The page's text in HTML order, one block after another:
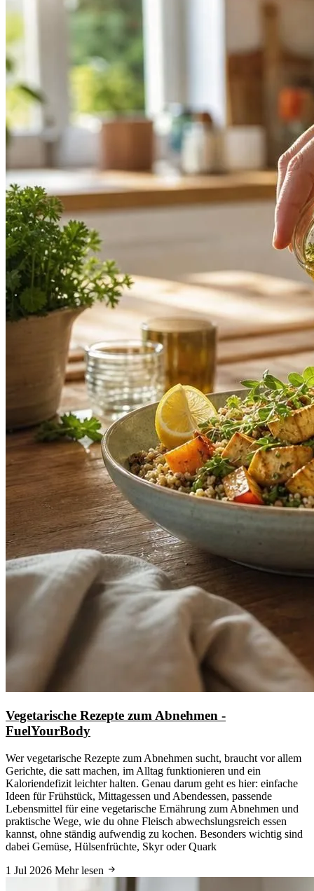
Vegetarische Rezepte zum Abnehmen -
FuelYourBody
Wer vegetarische Rezepte zum Abnehmen sucht, braucht vor allem
Gerichte, die satt machen, im Alltag funktionieren und ein
Kaloriendefizit leichter halten. Genau darum geht es hier: einfache
Ideen für Frühstück, Mittagessen und Abendessen, passende
Lebensmittel für eine vegetarische Ernährung zum Abnehmen und
praktische Wege, wie du ohne Fleisch abwechslungsreich essen
kannst, ohne ständig aufwendig zu kochen. Besonders wichtig sind
dabei Gemüse, Hülsenfrüchte, Skyr oder Quark
1 Jul 2026 Mehr lesen